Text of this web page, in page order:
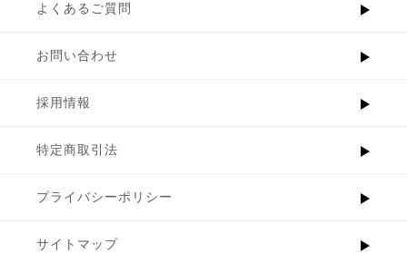
よくあるご質問
お問い合わせ
採用情報
特定商取引法
プライバシーポリシー
サイトマップ